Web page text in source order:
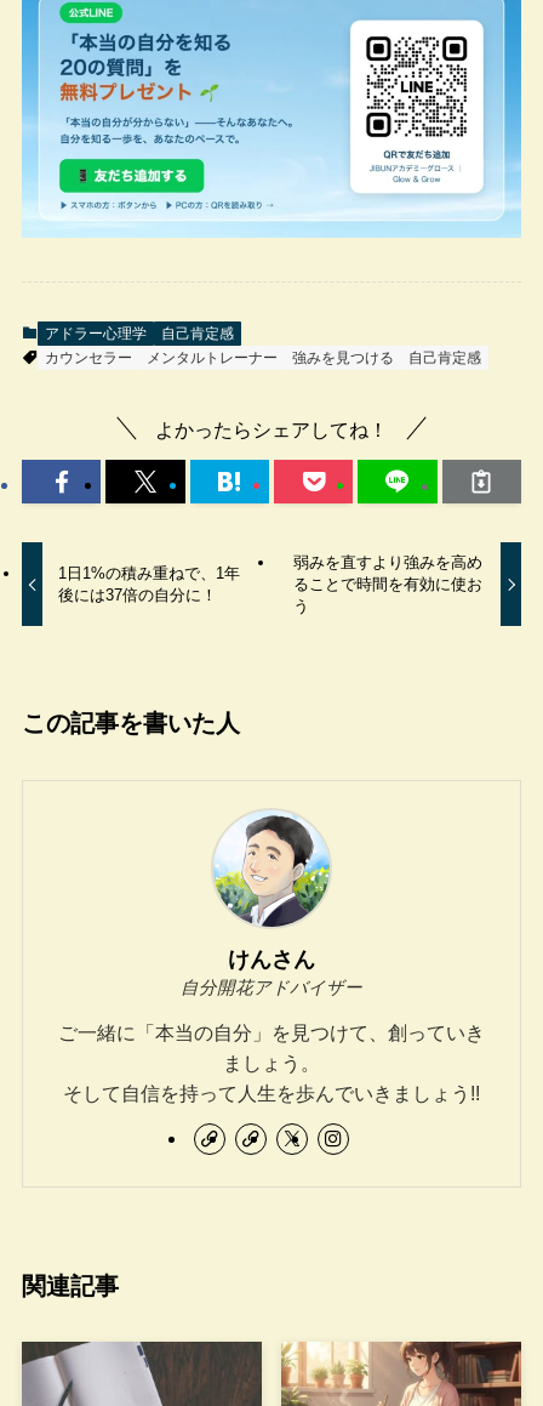
アドラー心理学
自己肯定感
カウンセラー
メンタルトレーナー 強みを見つける 自己肯定感
よかったらシェアしてね！
1日1%の積み重ねで、1年
後には37倍の自分に！
弱みを直すより強みを高め
ることで時間を有効に使お
う
この記事を書いた人
けんさん
自分開花アドバイザー
ご一緒に「本当の自分」を見つけて、創っていき
ましょう。
そして自信を持って人生を歩んでいきましょう!!
関連記事